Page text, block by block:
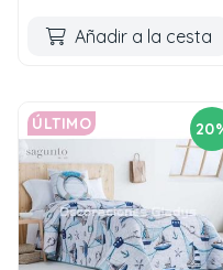
Añadir a la cesta
ÚLTIMO